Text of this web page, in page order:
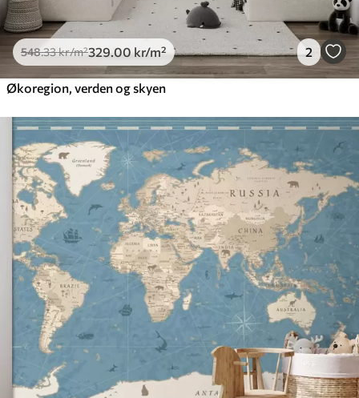
548.33kr/m²329.00 kr/m² 2
Økoregion, verden og skyen